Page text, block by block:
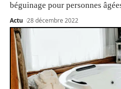
béguinage pour personnes
Actu 28 décembre 2022